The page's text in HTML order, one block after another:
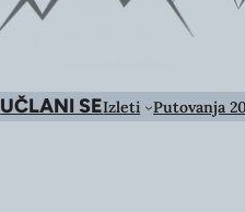
UČLANI SEIzleti Putovanja